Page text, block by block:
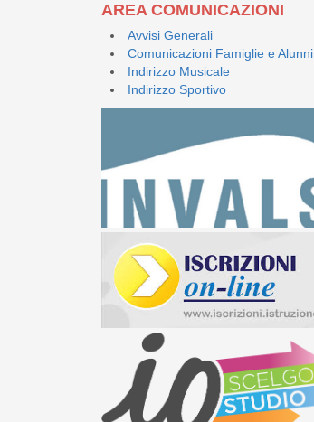
AREA COMUNICAZIONI
Avvisi Generali
Comunicazioni Famiglie e Alunni
Indirizzo Musicale
Indirizzo Sportivo